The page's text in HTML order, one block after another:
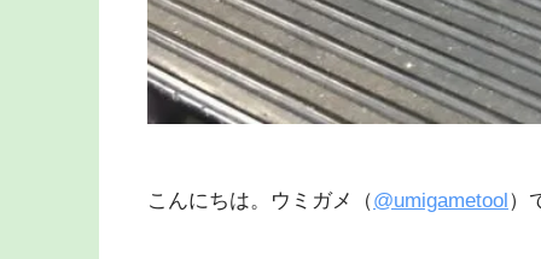
こんにちは。ウミガメ（@umigametool）